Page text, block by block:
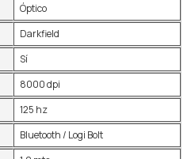
Óptico
Darkfield
Sí
8000 dpi
125 hz
Bluetooth / Logi Bolt